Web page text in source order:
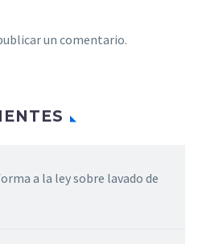
un comentario.
a la ley sobre lavado de